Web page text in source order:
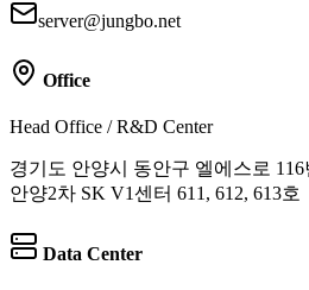
server@jungbo.net
Office
Head Office / R&D Center
경기도 안양시 동안구 엘에스로 116
안양2차 SK V1센터 611, 612, 613호
Data Center